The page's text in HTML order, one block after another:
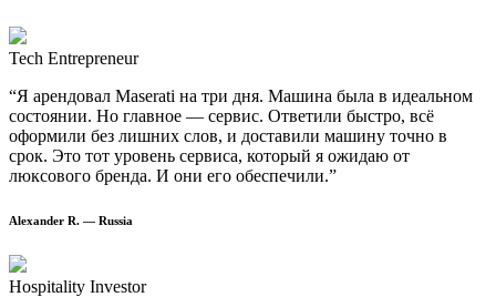
Tech Entrepreneur
“Я арендовал Maserati на три дня. Машина была в идеальном
состоянии. Но главное — сервис. Ответили быстро, всё
оформили без лишних слов, и доставили машину точно в
срок. Это тот уровень сервиса, который я ожидаю от
люксового бренда. И они его обеспечили.”
Alexander R. — Russia
Hospitality Investor